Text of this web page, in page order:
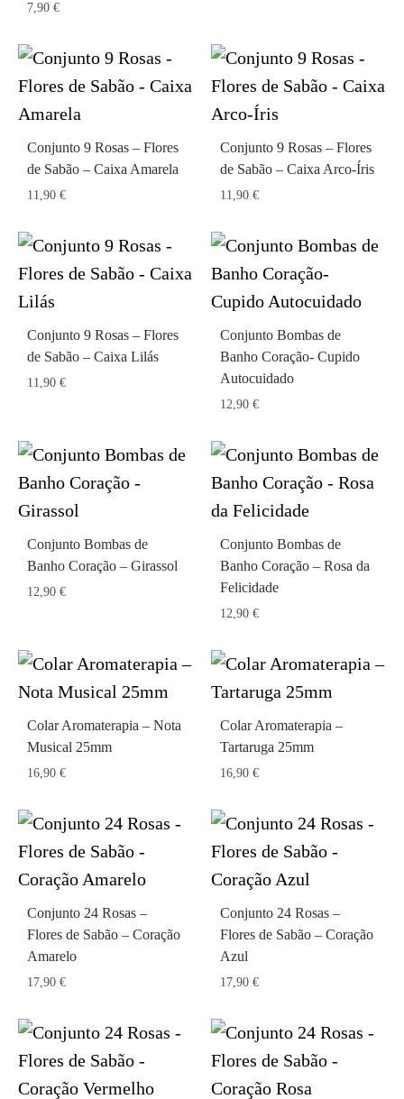
7,90 €
Conjunto 9 Rosas – Flores
de Sabão – Caixa Amarela
11,90 €
Conjunto 9 Rosas – Flores
de Sabão – Caixa Arco-Íris
11,90 €
Conjunto 9 Rosas – Flores
de Sabão – Caixa Lilás
11,90 €
Conjunto Bombas de
Banho Coração- Cupido
Autocuidado
12,90 €
Conjunto Bombas de
Banho Coração – Girassol
12,90 €
Conjunto Bombas de
Banho Coração – Rosa da
Felicidade
12,90 €
Colar Aromaterapia – Nota
Musical 25mm
16,90 €
Colar Aromaterapia –
Tartaruga 25mm
16,90 €
Conjunto 24 Rosas –
Flores de Sabão – Coração
Amarelo
17,90 €
Conjunto 24 Rosas –
Flores de Sabão – Coração
Azul
17,90 €